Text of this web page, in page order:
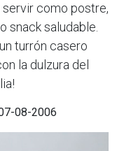
servir como postre,
snack saludable.
turrón casero
la dulzura del
08-2006